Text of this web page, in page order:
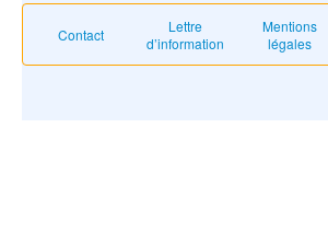
Contact
Lettre
d’information
Mentions
légales